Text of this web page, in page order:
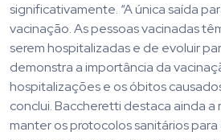
significativamente. “A única saída
vacinação. As pessoas vacinadas
serem hospitalizadas e de evoluir
demonstra a importância da
hospitalizações e os óbitos
conclui. Baccheretti destaca ainda
manter os protocolos sanitários